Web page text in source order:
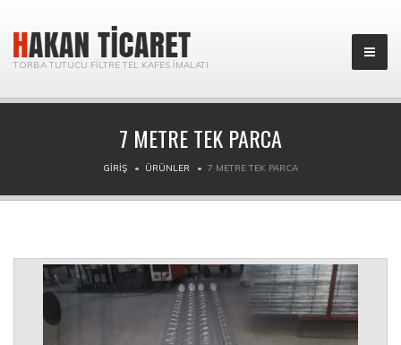
TORBA TUTUCU FILTRE TEL KAFES İMALATI
7 METRE TEK PARCA
GIRIŞ ÜRÜNLER 7 METRE TEK PARCA